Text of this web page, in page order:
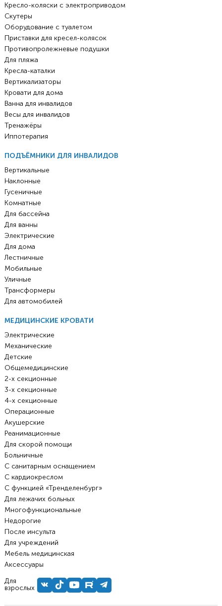
Кресло-коляски с электроприводом
Скутеры
Оборудование с туалетом
Приставки для кресел-колясок
Противопролежневые подушки
Для пляжа
Кресла-каталки
Вертикализаторы
Кровати для дома
Ванна для инвалидов
Весы для инвалидов
Тренажёры
Иппотерапия
ПОДЪЁМНИКИ ДЛЯ ИНВАЛИДОВ
Вертикальные
Наклонные
Гусеничные
Комнатные
Для бассейна
Для ванны
Электрические
Для дома
Лестничные
Мобильные
Уличные
Трансформеры
Для автомобилей
МЕДИЦИНСКИЕ КРОВАТИ
Электрические
Механические
Детские
Общемедицинские
2-х секционные
3-х секционные
4-х секционные
Операционные
Акушерские
Реанимационные
Для скорой помощи
Больничные
С санитарным оснащением
С кардиокреслом
С функцией «Тренделенбург»
Для лежачих больных
Многофункциональные
Недорогие
После инсульта
Для учреждений
Мебель медицинская
Аксессуары
Для
взрослых